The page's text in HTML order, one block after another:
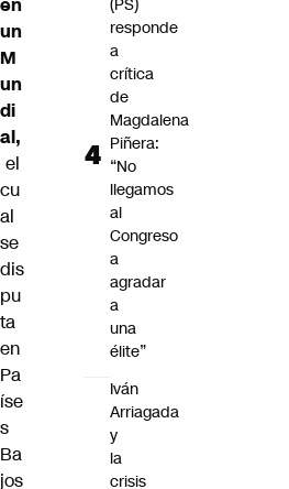
un
M
un
di
al,
el
cu
al
se
dis
pu
ta
en
Pa
íse
s
Ba
jos
(PS)
responde
a
crítica
de
Magdalena
Piñera:
“No
llegamos
al
Congreso
a
agradar
a
una
élite”
Iván
Arriagada
y
la
crisis